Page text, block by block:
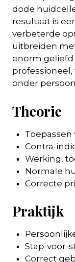
dode
resultaat is
verbeterde
uitbreiden
enorm geliefd
onder
Theorie
Contra-
Werking,
Normale
Correcte
Praktijk
Stap-voor-
Correct